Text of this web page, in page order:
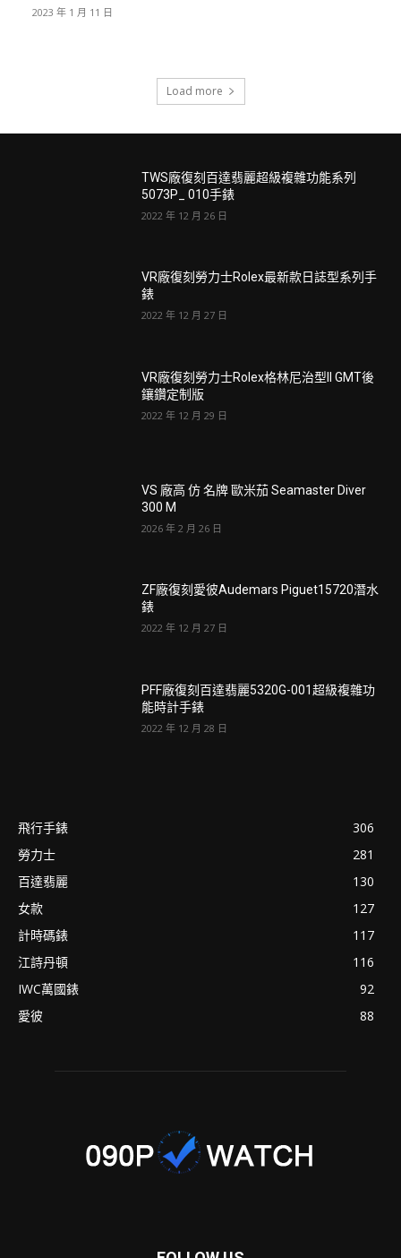
2023 年 1 月 11 日
Load more
TWS廠復刻百達翡麗超級複雜功能系列
5073P_ 010手錶
2022 年 12 月 26 日
VR廠復刻勞力士Rolex最新款日誌型系列手
錶
2022 年 12 月 27 日
VR廠復刻勞力士Rolex格林尼治型II GMT後
鑲鑽定制版
2022 年 12 月 29 日
VS 廠高 仿 名牌 歐米茄 Seamaster Diver
300 M
2026 年 2 月 26 日
ZF廠復刻愛彼Audemars Piguet15720潛水
錶
2022 年 12 月 27 日
PFF廠復刻百達翡麗5320G-001超級複雜功
能時計手錶
2022 年 12 月 28 日
飛行手錶
306
勞力士
281
百達翡麗
130
女款
127
計時碼錶
117
江詩丹頓
116
IWC萬國錶
92
愛彼
88